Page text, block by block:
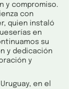
y compromiso.
con
quien instaló
en
su
y dedicación
y
en el